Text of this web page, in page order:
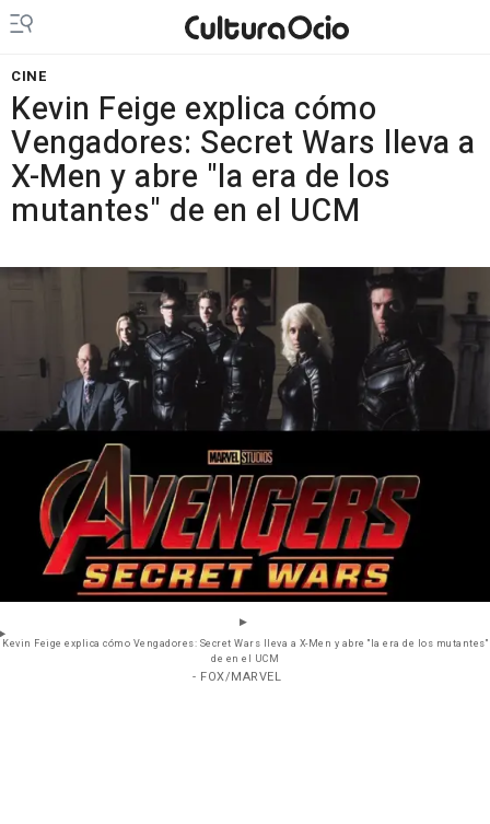
CINE
Kevin Feige explica cómo
Vengadores: Secret Wars lleva a
X-Men y abre "la era de los
mutantes" de en el UCM
Kevin Feige explica cómo Vengadores: Secret Wars lleva a X-Men y abre "la era de los mutantes"
de en el UCM
- FOX/MARVEL